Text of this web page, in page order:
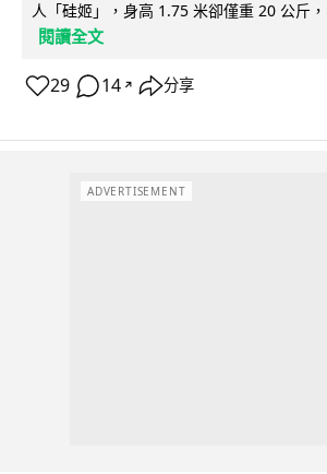
人「硅姬」，身高 1.75 米卻僅重 20 公斤
閱讀全文
29 14 ↗ 分享
ADVERTISEMENT